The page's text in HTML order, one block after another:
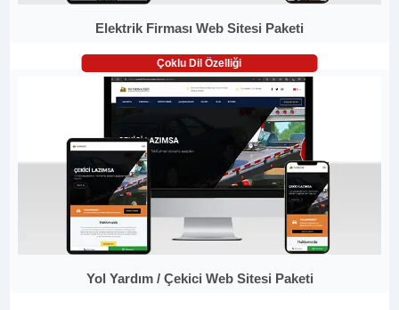
Elektrik Firması Web Sitesi Paketi
Çoklu Dil Özelliği
Yol Yardım / Çekici Web Sitesi Paketi